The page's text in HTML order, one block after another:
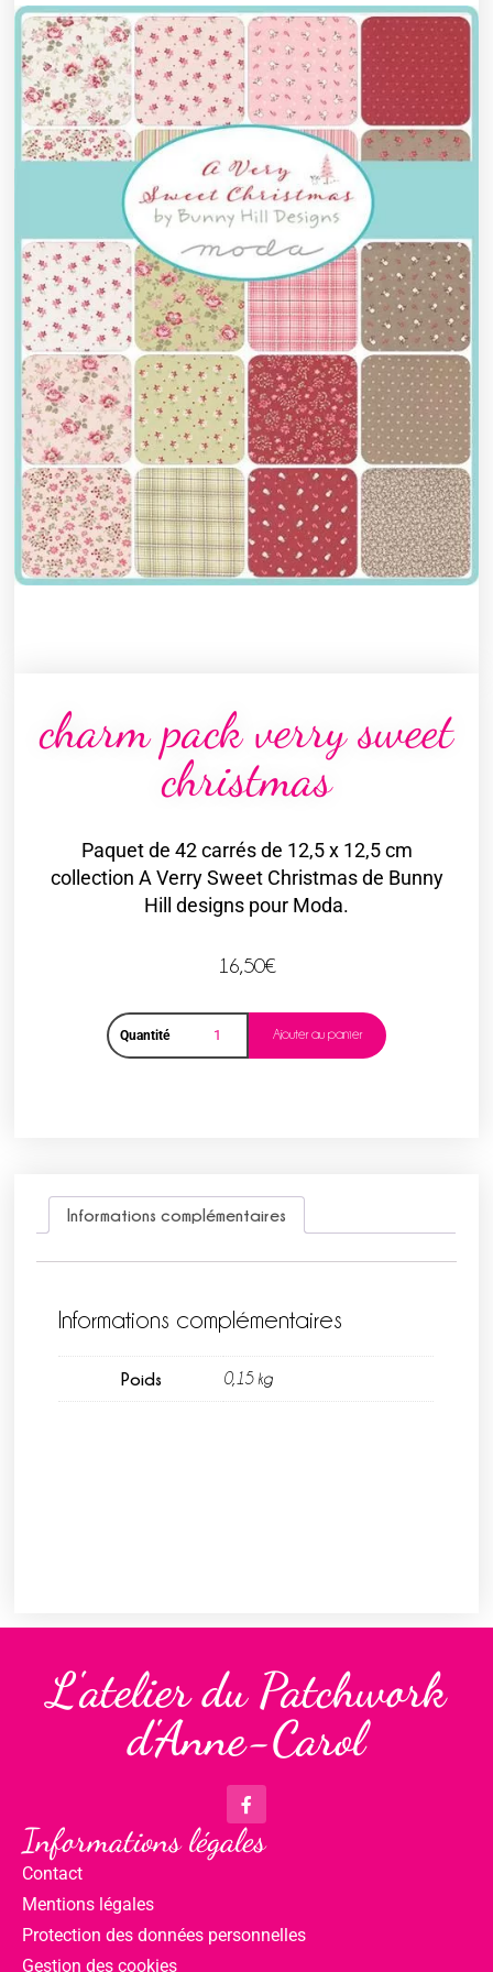
charm pack verry sweet
christmas
Paquet de 42 carrés de 12,5 x 12,5 cm
collection A Verry Sweet Christmas de Bunny
Hill designs pour Moda.
16,50€
Quantité Ajouter au panier
Informations complémentaires
Informations complémentaires
Poids 0,15 kg
L'atelier du Patchwork
d'Anne-Carol
Informations légales
Contact
Mentions légales
Protection des données personnelles
Gestion des cookies